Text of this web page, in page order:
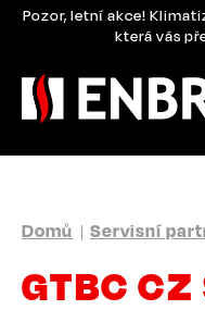
PřejítPozor, letní akce!
která vás
NAVIGACE
Domů Servisní
GTBC CZ